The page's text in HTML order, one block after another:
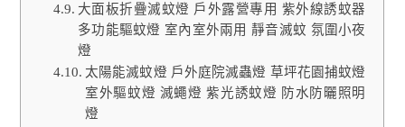
大面板折疊滅蚊燈 戶外露營專用 紫外線誘蚊器
多功能驅蚊燈 室內室外兩用 靜音滅蚊 氛圍小夜
燈
太陽能滅蚊燈 戶外庭院滅蟲燈 草坪花園捕蚊燈
室外驅蚊燈 滅蠅燈 紫光誘蚊燈 防水防曬照明
燈